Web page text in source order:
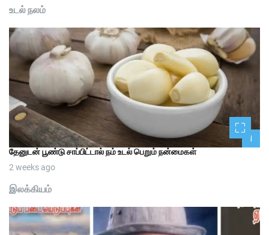
உடல் நலம்
1
தேனுடன் பூண்டு சாப்பிட்டால் நம் உடல் பெறும் நன்மைகள்
2 weeks ago
இலக்கியம்